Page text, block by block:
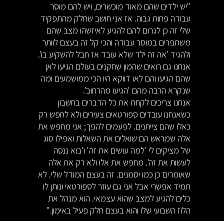
"יש ילדים שהם מאוד מוכשרים, ויש להם מוסר
עבודה פחות גבוה. אז אני חושב שחלק מהתפקיד
שלי זה כן לגרום להם להגיע לאיזשהו מצב שהם
משתפרים במוסר עבודה והכי קל זה בעצם לוותר
ולהגיד 'אה זה ילד שלא עובד אז חבל להשקיע בו'.
אנחנו גם רואים שהמון שחקנים בעולם הגיעו לאן
שהם הגיעו והם לאו דווקא היו הכי ממושמעים ומה
שנקרא הרבה מהם 'הגיעו מהרחוב'.
אנחנו צריכים לקחת את כל הדברים בחשבון
כשאנחנו עובדים ספורטאים צעירים ולא לחפש רק
כאלו שהם צייתנים. לפעמים להפך; אני מחפש את
אלה שמראש הם שואלים את השאלות ואפילו סוג
של מציקים לי 'למה עושים את זה' ו'בוא ננסה
לעשות את זה'. מחפש את אלו ולא רק את אלה
שאומרים כן כמו יסמנים. זה בעצם המודל שלי. לא
תמיד אפשרי אבל אני גם עוזר לספורטאי ונותן לו
כלים להגיע למצב שהוא עצמאי. הוא מנהל את
הלוז השבועי שלו והוא בעצם חלק פעיל באימון."